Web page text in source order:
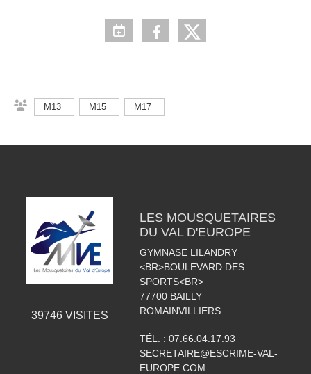
M13 M15 M17
39746VISITES
LES MOUSQUETAIRES
DU VAL D'EUROPE
GYMNASE LILANDRY
<BR>BOULEVARD DES
SPORTS<BR>
77700 BAILLY
ROMAINVILLIERS
TÉL. : 07.66.04.17.93
SECRETAIRE@ESCRIME-VAL-
EUROPE.COM